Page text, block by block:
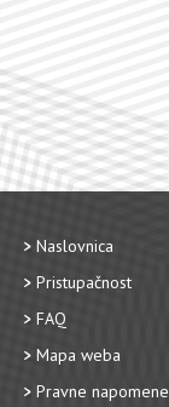
Naslovnica
Pristupačnost
FAQ
Mapa weba
Pravne napomene